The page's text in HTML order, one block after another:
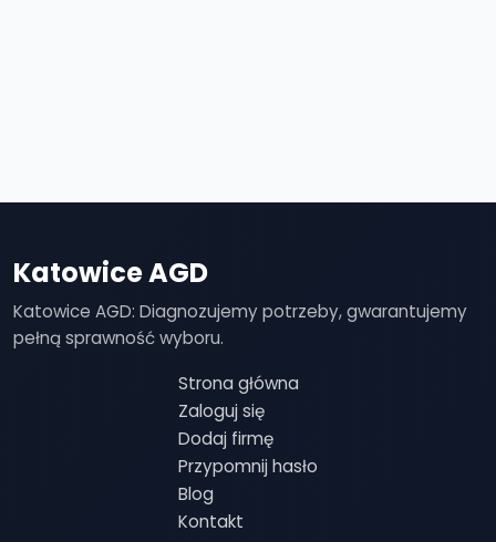
Katowice AGD
Katowice AGD: Diagnozujemy potrzeby, gwarantujemy
pełną sprawność wyboru.
Strona główna
Zaloguj się
Dodaj firmę
Przypomnij hasło
Blog
Kontakt